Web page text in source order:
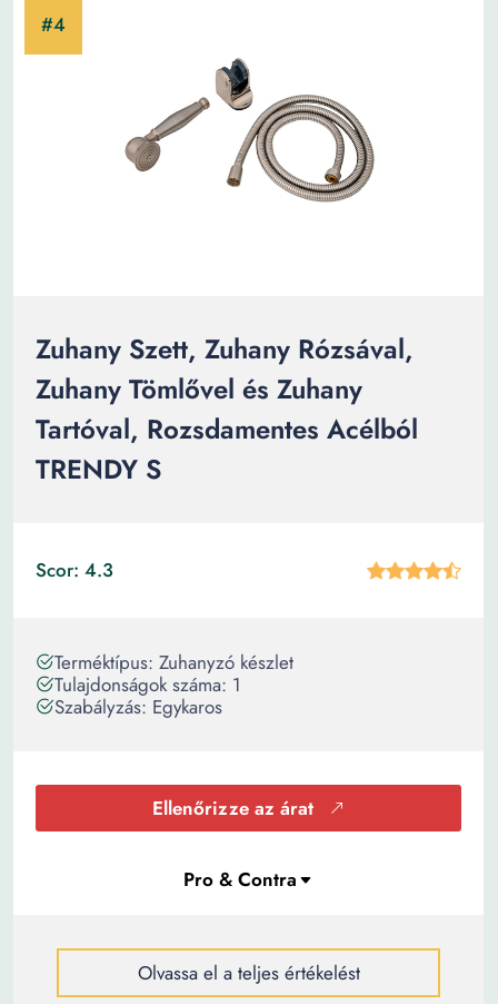
Zuhany Szett, Zuhany Rózsával,
Zuhany Tömlővel és Zuhany
Tartóval, Rozsdamentes Acélból
TRENDY S
Scor: 4.3
Terméktípus: Zuhanyzó készlet
Tulajdonságok száma: 1
Szabályzás: Egykaros
Ellenőrizze az árat
Olvassa el a teljes értékelést